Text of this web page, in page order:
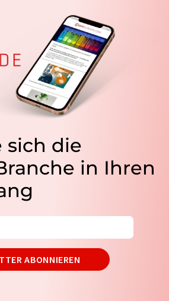
sich die
in Ihren
ABONNIEREN